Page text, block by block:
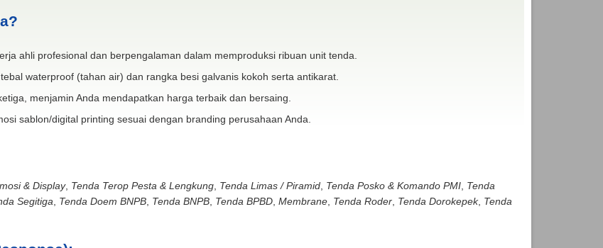
ahli profesional dan berpengalaman dalam memproduksi ribuan unit tenda.
waterproof (tahan air) dan rangka besi galvanis kokoh serta antikarat.
menjamin Anda mendapatkan harga terbaik dan bersaing.
sablon/digital printing sesuai dengan branding perusahaan Anda.
& Display, Tenda Terop Pesta & Lengkung, Tenda Limas / Piramid, Tenda Posko & Komando PMI, Tenda
Segitiga Tenda Doem BNPB, Tenda BNPB, Tenda BPBD, Membrane, Tenda Roder, Tenda Dorokepek, Tenda